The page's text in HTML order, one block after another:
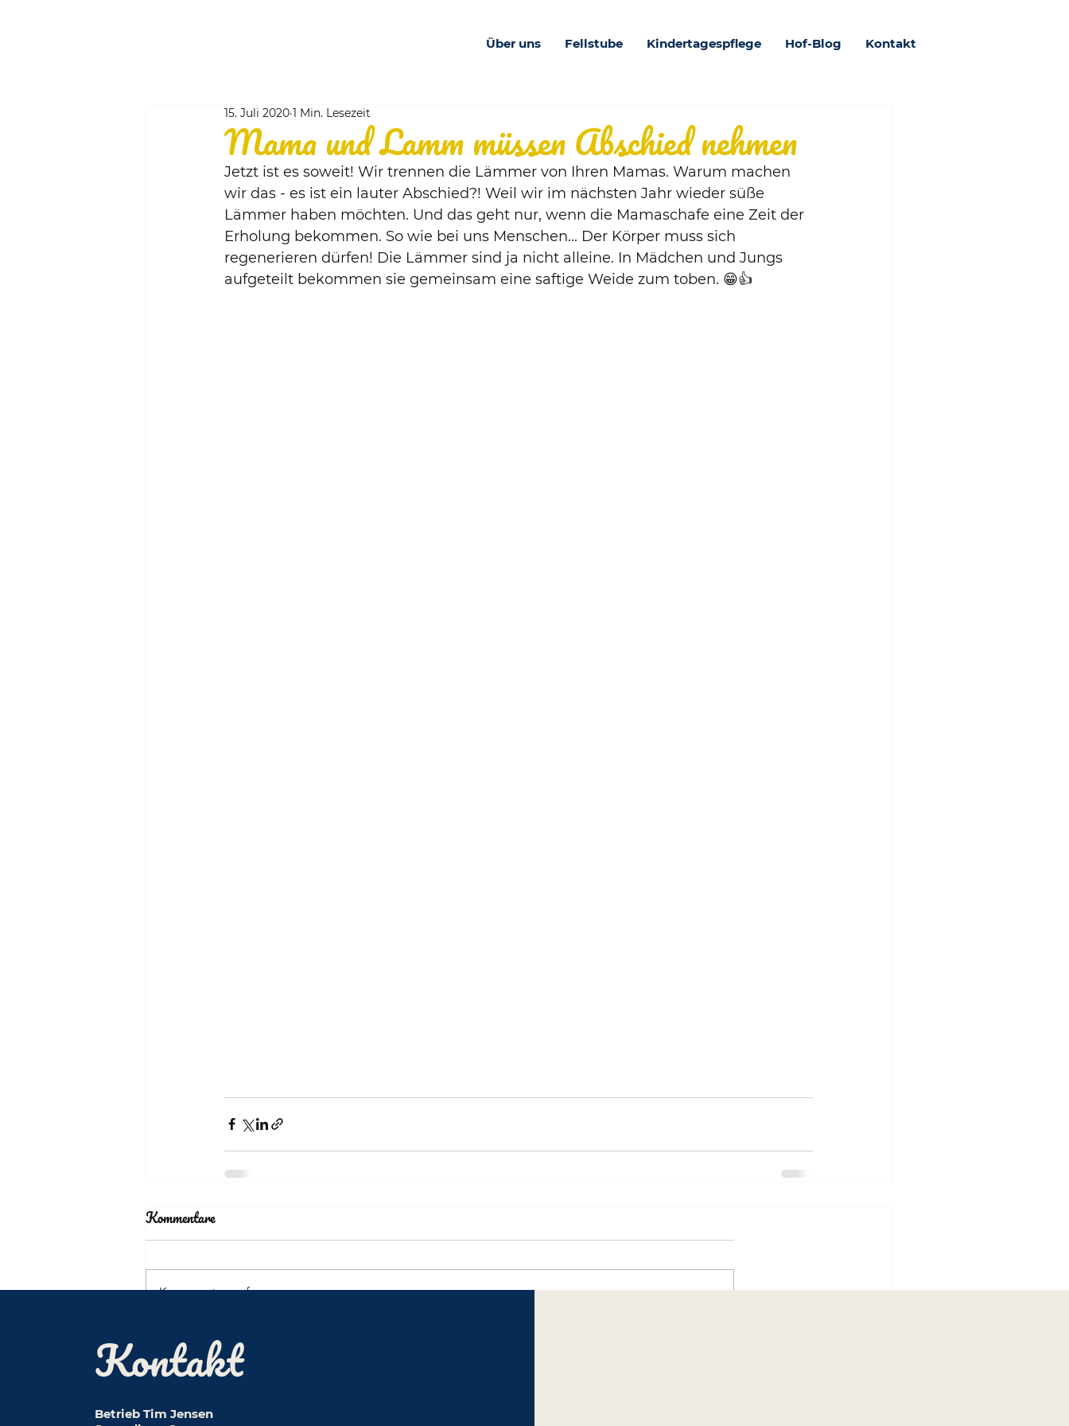
Über uns Fellstube Kindertagespflege Hof-Blog Kontakt
Mama und Lamm müssen Abschied nehmen
15. Juli 2020 1 Min. Lesezeit
Jetzt ist es soweit! Wir trennen die Lämmer von Ihren Mamas. Warum machen
wir das - es ist ein lauter Abschied?! Weil wir im nächsten Jahr wieder süße
Lämmer haben möchten. Und das geht nur, wenn die Mamaschafe eine Zeit der
Erholung bekommen. So wie bei uns Menschen... Der Körper muss sich
regenerieren dürfen! Die Lämmer sind ja nicht alleine. In Mädchen und Jungs
aufgeteilt bekommen sie gemeinsam eine saftige Weide zum toben. 😁👍
Kommentare
Kommentar verfassen...
Kontakt
Betrieb Tim Jensen